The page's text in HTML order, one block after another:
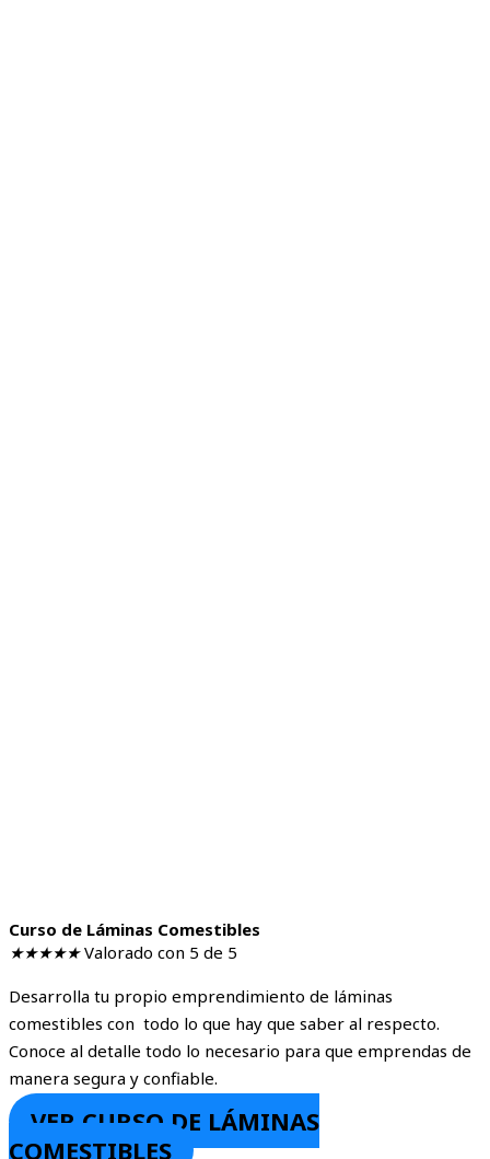
Curso de Láminas Comestibles
★★★★★ Valorado con 5 de 5
Desarrolla tu propio emprendimiento de láminas
comestibles con todo lo que hay que saber al respecto.
Conoce al detalle todo lo necesario para que emprendas de
manera segura y confiable.
VER CURSO DE LÁMINAS
COMESTIBLES